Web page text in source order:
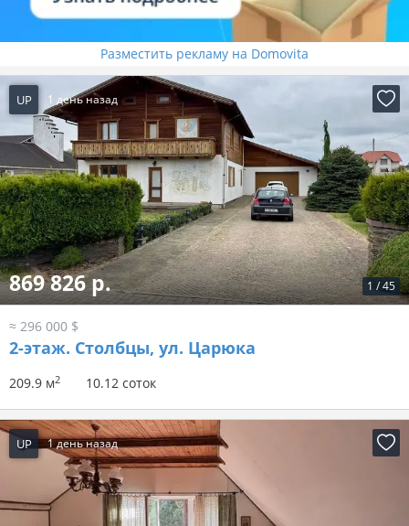
Разместить рекламу на Domovita
UP 1 день назад
1 /45
869 826 р.
≈ 296 000 $
2-этаж. Столбцы, ул. Царюка
209.9 м2 10.12 соток
UP 1 день назад